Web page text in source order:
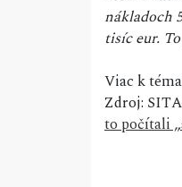
nákladoch
tisíc eur.
Viac k
Zdroj:
to počítali